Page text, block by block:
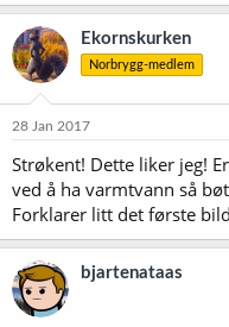
a
k
s
j
o
e
:
Ekornskurken
Norbrygg-medlem
28 Jan 2017
Strøkent! Dette liker jeg!
ved å ha varmtvann så
Forklarer litt det første
bjartenataas